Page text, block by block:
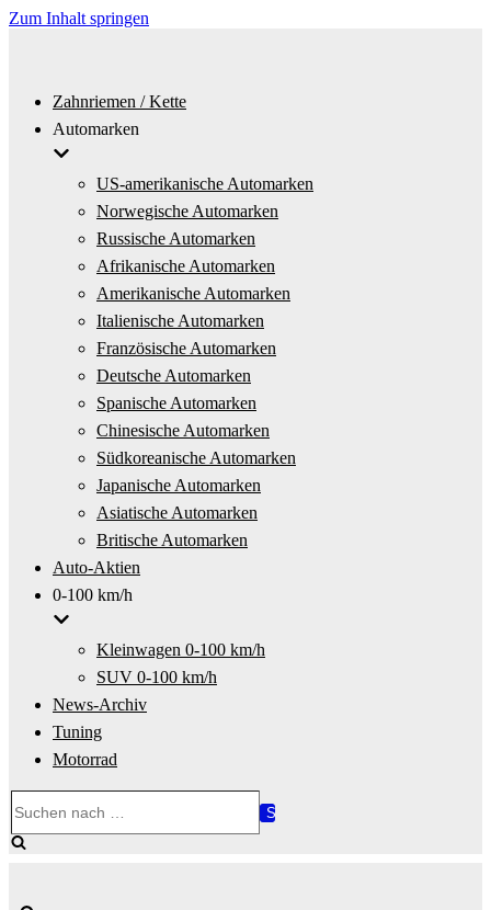
Zum Inhalt springen
Zahnriemen / Kette
Automarken
US-amerikanische Automarken
Norwegische Automarken
Russische Automarken
Afrikanische Automarken
Amerikanische Automarken
Italienische Automarken
Französische Automarken
Deutsche Automarken
Spanische Automarken
Chinesische Automarken
Südkoreanische Automarken
Japanische Automarken
Asiatische Automarken
Britische Automarken
Auto-Aktien
0-100 km/h
Kleinwagen 0-100 km/h
SUV 0-100 km/h
News-Archiv
Tuning
Motorrad
nach …